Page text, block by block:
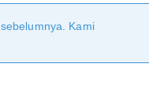
Kami